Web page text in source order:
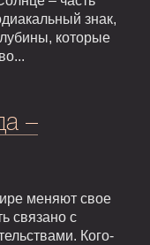
знак,
которые
–
меняют свое
связано с
Кого-